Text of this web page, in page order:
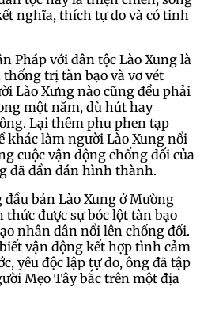
nghĩa, thích tự do và có tinh
Pháp với dân tộc Lào Xung là
trị tàn bạo và vơ vét
Lào Xưng nào cũng đều phải
một năm, dù hút hay
Lại thêm phu phen tạp
khác làm người Lào Xung nổi
cuộc vận động chống đối của
đã dần dán hình thành.
bản Lào Xung ở Mường
được sự bóc lột tàn bạo
nhân dân nổi lên chống đối.
vận động kết hợp tình cảm
yêu độc lập tự do, ông đã tập
Mẹo Tây bắc trên một địa